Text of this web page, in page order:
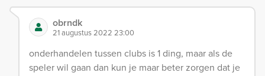
obrndk
21 augustus 2022 23:00
onderhandelen tussen clubs is 1 ding, maar als de
speler wil gaan dan kun je maar beter zorgen dat je